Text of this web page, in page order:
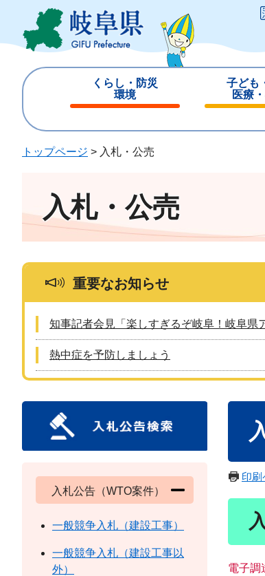
ジ
ュ
くらし・防災
環境
じ
子ども
医療
じ
トップページ > 入札・公売
入札・公売
重要なお知らせ
知事記者会見「楽しすぎるぞ岐阜！岐阜県
熱中症を予防しましょう
印刷
電子調
入札公告（WTO案件）
一般競争入札（建設工事）
一般競争入札（建設工事以
外）